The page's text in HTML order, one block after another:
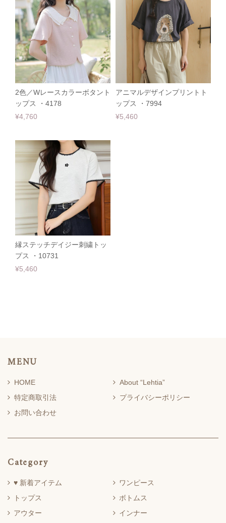
2色／Wレースカラーボタント
ップス ・4178
¥4,760
アニマルデザインプリントト
ップス ・7994
¥5,460
縁ステッチデイジー刺繍トッ
プス ・10731
¥5,460
MENU
HOME
About “Lehtia”
特定商取引法
プライバシーポリシー
お問い合わせ
Category
♥ 新着アイテム
ワンピース
トップス
ボトムス
アウター
インナー